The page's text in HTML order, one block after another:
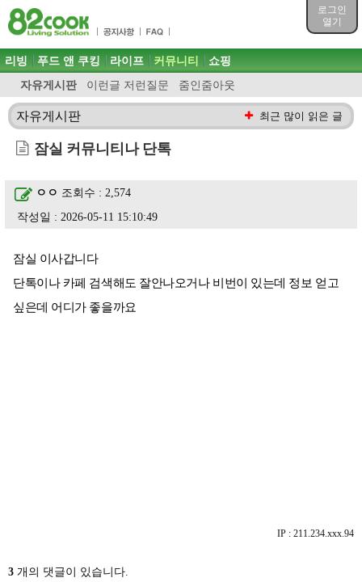
로그인
열기
목차
주메뉴 바로가기
컨텐츠 바로가기
검색 바로가기
로그인 바로가기
주메뉴
리빙 푸드 앤 쿠킹 라이프 커뮤니티
자유게시판 이런글 저런질문 줌인줌아웃
쇼핑
자유게시판 최근 많이 읽은 글
잠실 커뮤니티나 단톡
ㅇㅇ 조회수 : 2,574
작성일 : 2026-05-11 15:10:49
잠실 이사갑니다
단톡이나 카페 검색해도 잘안나오거나 비번이 있는데 정보 얻고
싶은데 어디가 좋을까요
IP : 211.234.xxx.94
3 개의 댓글이 있습니다.